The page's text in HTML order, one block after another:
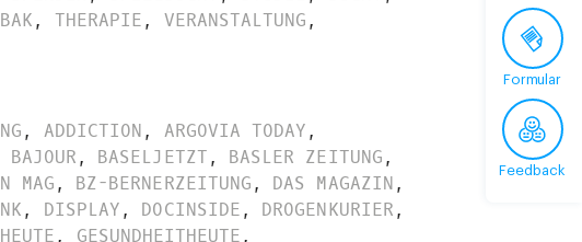
, THERAPIE, VERANSTALTUNG,
, ADDICTION, ARGOVIA TODAY,
BAJOUR, BASELJETZT, BASLER ZEITUNG,
MAG, BZ-BERNERZEITUNG, DAS MAGAZIN,
, DISPLAY, DOCINSIDE, DROGENKURIER,
, GESUNDHEITHEUTE,
Formular
Feedback